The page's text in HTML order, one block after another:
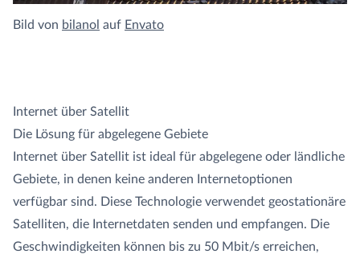
Internet über Satellit
Die Lösung für abgelegene Gebiete
Internet über Satellit ist ideal für abgelegene oder ländliche
Gebiete, in denen keine anderen Internetoptionen
verfügbar sind. Diese Technologie verwendet geostationäre
Satelliten, die Internetdaten senden und empfangen. Die
Geschwindigkeiten können bis zu 50 Mbit/s erreichen,
Bild von bilanol auf Envato